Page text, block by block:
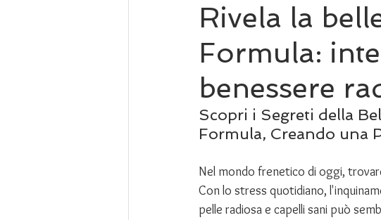
Rivela la
Formula:
benessere
Scopri i Segreti della
Formula, Creando una
Nel mondo frenetico di oggi,
Con lo stress quotidiano,
pelle radiosa e capelli sani può